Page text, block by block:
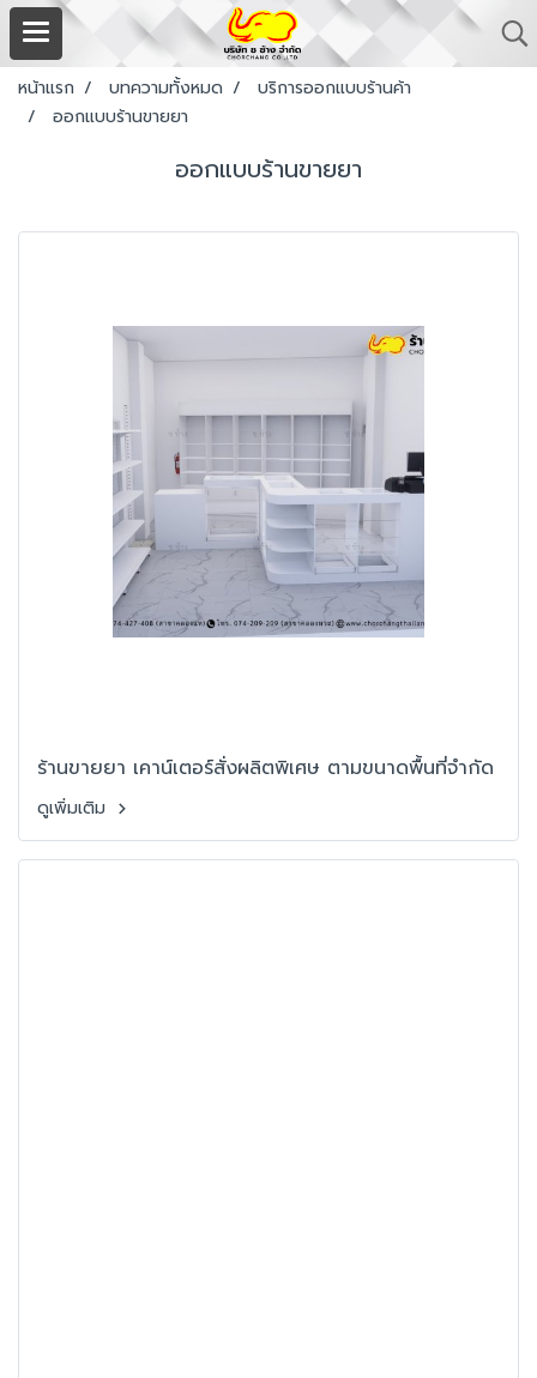
หน้าแรก บทความทั้งหมด
บริการออกแบบร้านค้า
ออกแบบร้านขายยา
ออกแบบร้านขายยา
ร้านขายยา เคาน์เตอร์สั่งผลิตพิเศษ ตามขนาดพื้นที่จำกัด
ดูเพิ่มเติม